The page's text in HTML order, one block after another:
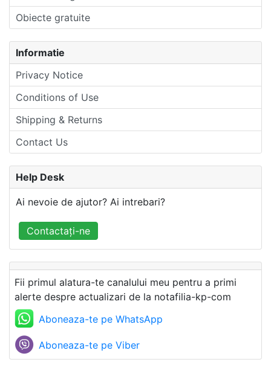
Obiecte gratuite
Informatie
Privacy Notice
Conditions of Use
Shipping & Returns
Contact Us
Help Desk
Ai nevoie de ajutor? Ai intrebari?
Contactați-ne
Fii primul alatura-te canalului meu pentru a primi
alerte despre actualizari de la notafilia-kp-com
Aboneaza-te pe WhatsApp
Aboneaza-te pe Viber